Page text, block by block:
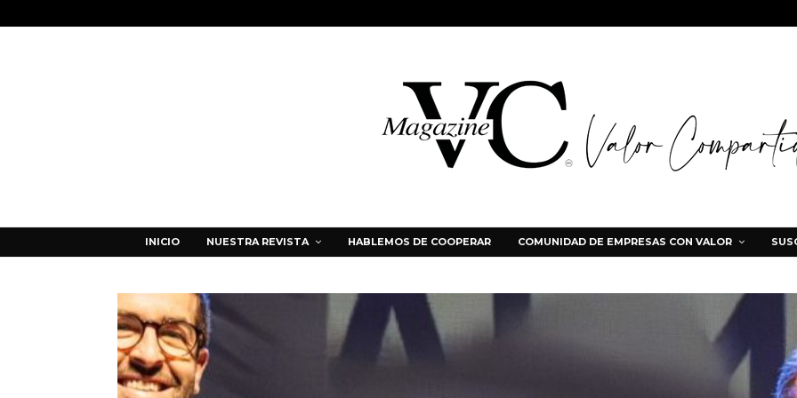
INICIO NUESTRA REVISTA HABLEMOS DE COOPERAR COMUNIDAD DE EMPRESAS CON VALOR